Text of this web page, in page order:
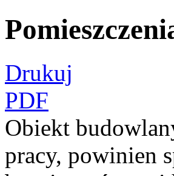
Drukuj
PDF
Obiekt
pracy, powinien